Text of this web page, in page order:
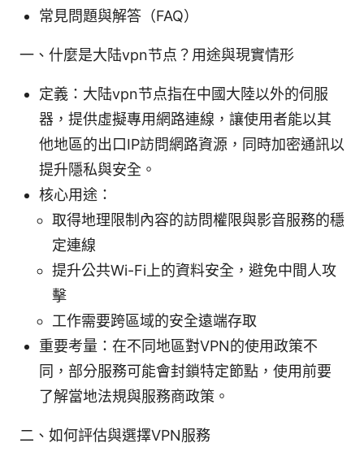
常見問題與解答（FAQ）
一、什麼是大陆vpn节点？用途與現實情形
定義：大陆vpn节点指在中國大陸以外的伺服
器，提供虛擬專用網路連線，讓使用者能以其
他地區的出口IP訪問網路資源，同時加密通訊以
提升隱私與安全。
核心用途：
取得地理限制內容的訪問權限與影音服務的穩
定連線
提升公共Wi-Fi上的資料安全，避免中間人攻
擊
工作需要跨區域的安全遠端存取
重要考量：在不同地區對VPN的使用政策不
同，部分服務可能會封鎖特定節點，使用前要
了解當地法規與服務商政策。
二、如何評估與選擇VPN服務